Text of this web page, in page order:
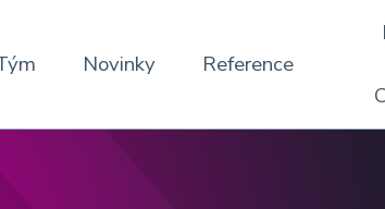
Novinky Reference